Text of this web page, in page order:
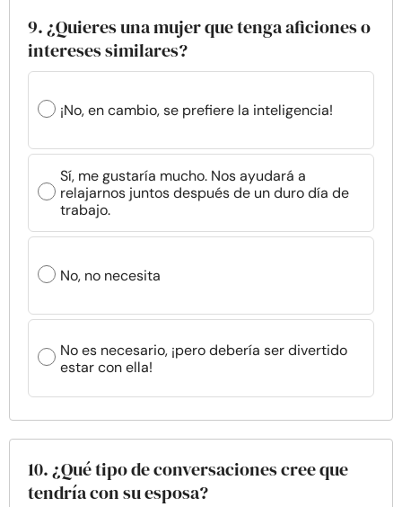
9. ¿Quieres una mujer que tenga aficiones o
intereses similares?
¡No, en cambio, se prefiere la inteligencia!
Sí, me gustaría mucho. Nos ayudará a
relajarnos juntos después de un duro día de
trabajo.
No, no necesita
No es necesario, ¡pero debería ser divertido
estar con ella!
10. ¿Qué tipo de conversaciones cree que
tendría con su esposa?